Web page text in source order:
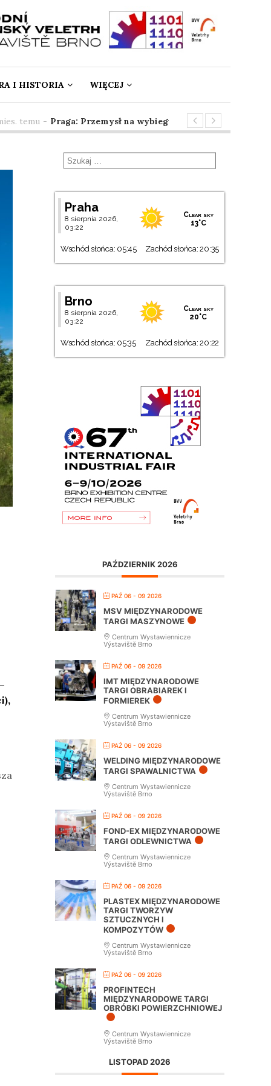
I HISTORIA WIĘCEJ
temu - Praga: Przemysł na wybiegu 3 mies. temu
Praha
8 sierpnia 2026,
03:22
Clear sky
13°C
Wschód słońca: 05:45 Zachód słońca: 20:35
Brno
8 sierpnia 2026,
03:22
Clear sky
20°C
Wschód słońca: 05:35 Zachód słońca: 20:22
PAŹDZIERNIK 2026
PAŹ 06 - 09 2026
MSV MIĘDZYNARODOWE
TARGI MASZYNOWE
Centrum Wystawiennicze
Výstaviště Brno
PAŹ 06 - 09 2026
IMT MIĘDZYNARODOWE
TARGI OBRABIAREK I
FORMIEREK
Centrum Wystawiennicze
Výstaviště Brno
PAŹ 06 - 09 2026
WELDING MIĘDZYNARODOWE
TARGI SPAWALNICTWA
Centrum Wystawiennicze
Výstaviště Brno
PAŹ 06 - 09 2026
FOND-EX MIĘDZYNARODOWE
TARGI ODLEWNICTWA
Centrum Wystawiennicze
Výstaviště Brno
PAŹ 06 - 09 2026
PLASTEX MIĘDZYNARODOWE
TARGI TWORZYW
SZTUCZNYCH I
KOMPOZYTÓW
Centrum Wystawiennicze
Výstaviště Brno
PAŹ 06 - 09 2026
PROFINTECH
MIĘDZYNARODOWE TARGI
OBRÓBKI POWIERZCHNIOWEJ
Centrum Wystawiennicze
Výstaviště Brno
LISTOPAD 2026